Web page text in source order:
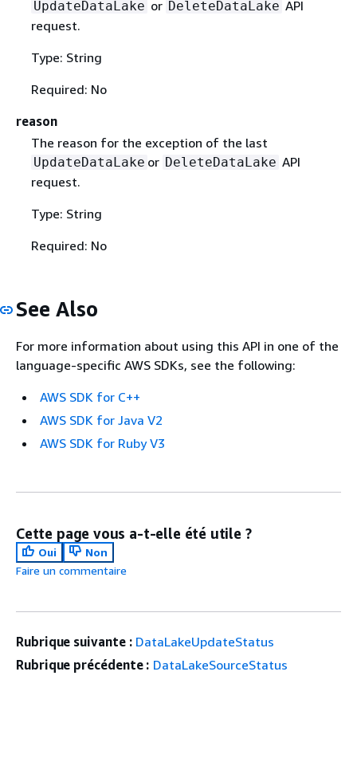
UpdateDataLake or DeleteDataLake API
request.
Type: String
Required: No
reason
The reason for the exception of the last
UpdateDataLake or DeleteDataLake API
request.
Type: String
Required: No
See Also
For more information about using this API in one of the
language-specific AWS SDKs, see the following:
AWS SDK for C++
AWS SDK for Java V2
AWS SDK for Ruby V3
Cette page vous a-t-elle été utile ?
Oui
Non
Faire un commentaire
Rubrique suivante : DataLakeUpdateStatus
Rubrique précédente : DataLakeSourceStatus